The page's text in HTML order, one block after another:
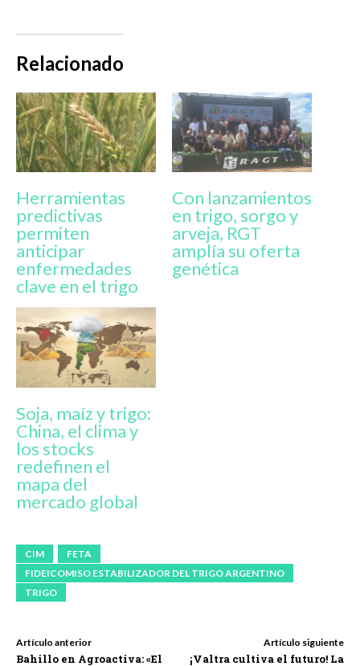
Relacionado
Herramientas
predictivas
permiten
anticipar
enfermedades
clave en el trigo
Con lanzamientos
en trigo, sorgo y
arveja, RGT
amplía su oferta
genética
Soja, maíz y trigo:
China, el clima y
los stocks
redefinen el
mapa del
mercado global
CIM
FETA
FIDEICOMISO ESTABILIZADOR DEL TRIGO ARGENTINO
TRIGO
Artículo anterior
Bahillo en Agroactiva: «El
Artículo siguiente
¡Valtra cultiva el futuro! La